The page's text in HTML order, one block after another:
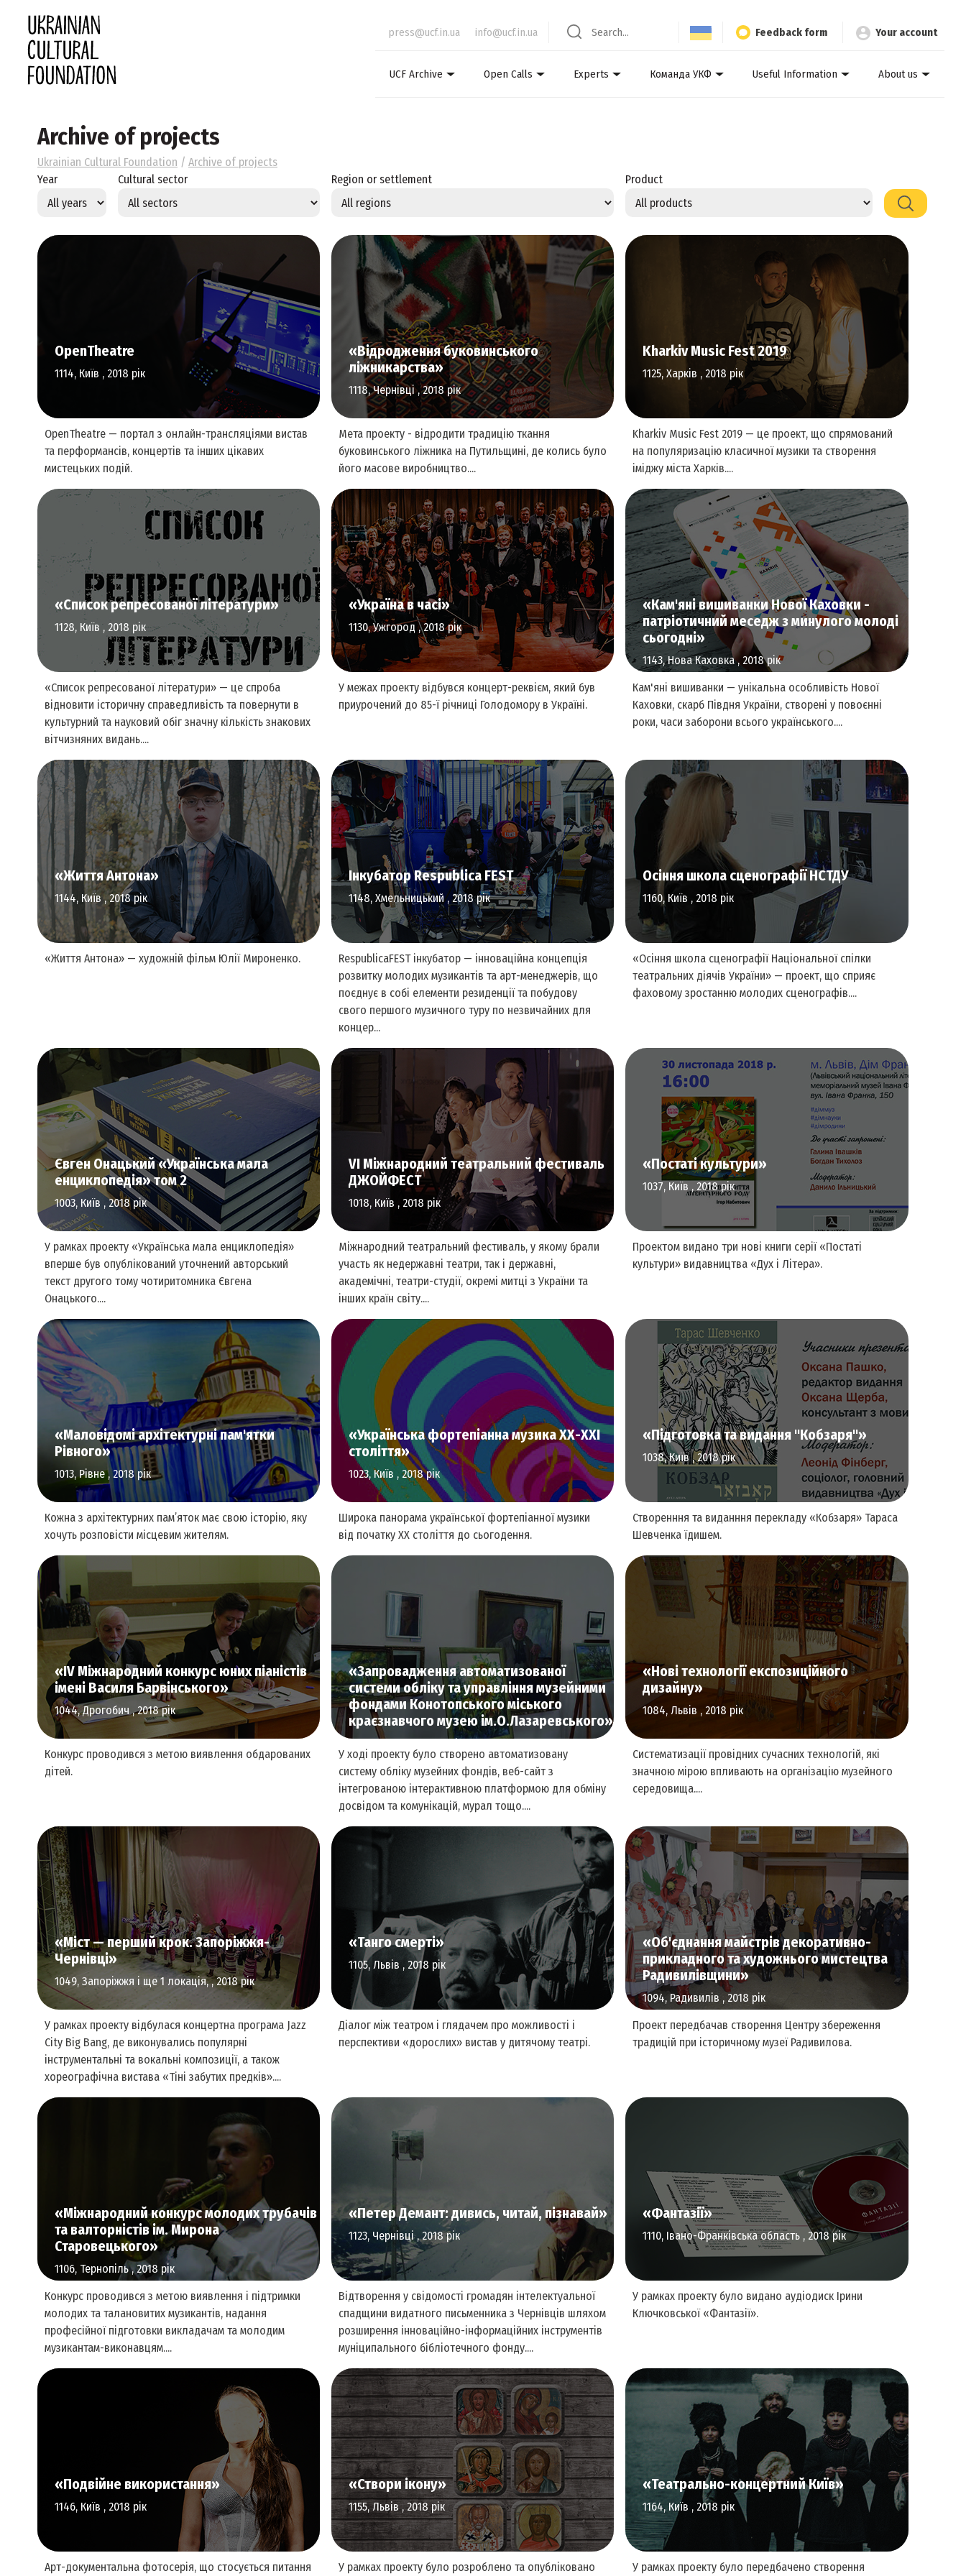
press@ucf.in.ua info@ucf.in.ua Feedback form Your account
UCF Archive Open Calls Experts Команда УКФ Useful Information About us
Archive of projects
Ukrainian Cultural Foundation / Archive of projects
Year
Cultural sector Region or settlement Product
OpenTheatre
1114, Київ , 2018 рік
Перформативне та сценічне мистецтво
OpenTheatre — портал з онлайн-трансляціями вистав
та перформансів, концертів та інших цікавих
мистецьких подій.
«Відродження буковинського
ліжникарства»
1118, Чернівці , 2018 рік
Культурна спадщина
Мета проекту - відродити традицію ткання
буковинського ліжника на Путильщині, де колись було
його масове виробництво....
Khаrkiv Music Fest 2019
1125, Харків , 2018 рік
Аудіальне мистецтво
Khаrkiv Music Fest 2019 — це проект, що спрямований
на популяризацію класичної музики та створення
іміджу міста Харків....
«Список репресованої літератури»
1128, Київ , 2018 рік
Література та видавнича справа
«Список репресованої літератури» — це спроба
відновити історичну справедливість та повернути в
культурний та науковий обіг значну кількість знакових
вітчизняних видань....
«Україна в часі»
1130, Ужгород , 2018 рік
Аудіальне мистецтво
У межах проекту відбувся концерт-реквієм, який був
приурочений до 85-ї річниці Голодомору в Україні.
«Кам'яні вишиванки Нової Каховки -
патріотичний меседж з минулого молоді
сьогодні»
1143, Нова Каховка , 2018 рік
Культурна спадщина
Кам'яні вишиванки — унікальна особливість Нової
Каховки, скарб Півдня України, створені у повоєнні
роки, часи заборони всього українського....
«Життя Антона»
1144, Київ , 2018 рік
Аудіовізуальне мистецтво
«Життя Антона» — художній фільм Юлії Мироненко.
Інкубатор Respublica FEST
1148, Хмельницький , 2018 рік
Перформативне та сценічне мистецтво
RespublicaFEST інкубатор — інноваційна концепція
розвитку молодих музикантів та арт-менеджерів, що
поєднує в собі елементи резиденції та побудову
свого першого музичного туру по незвичайних для
концер...
Осіння школа сценографії НСТДУ
1160, Київ , 2018 рік
Перформативне та сценічне мистецтво
«Осіння школа сценографії Національної спілки
театральних діячів України» — проект, що сприяє
фаховому зростанню молодих сценографів....
Євген Онацький «Українська мала
енциклопедія» том 2
1003, Київ , 2018 рік
Література та видавнича справа
У рамках проекту «Українська мала енциклопедія»
вперше був опублікований уточнений авторський
текст другого тому чотиритомника Євгена
Онацького....
VI Міжнародний театральний фестиваль
ДЖОЙФЕСТ
1018, Київ , 2018 рік
Перформативне та сценічне мистецтво
Міжнародний театральний фестиваль, у якому брали
участь як недержавні театри, так і державні,
академічні, театри-студії, окремі митці з України та
інших країн світу....
«Постаті культури»
1037, Київ , 2018 рік
Література та видавнича справа
Проектом видано три нові книги серії «Постаті
культури» видавництва «Дух і Літера».
«Маловідомі архітектурні пам'ятки
Рівного»
1013, Рівне , 2018 рік
Культурна спадщина
Кожна з архітектурних пам’яток має свою історію, яку
хочуть розповісти місцевим жителям.
«Українська фортепіанна музика ХХ-ХХІ
століття»
1023, Київ , 2018 рік
Література та видавнича справа
Широка панорама української фортепіанної музики
від початку ХХ століття до сьогодення.
«Підготовка та видання "Кобзаря"»
1038, Київ , 2018 рік
Література та видавнича справа
Створенння та виданння перекладу «Кобзаря» Тараса
Шевченка їдишем.
«IV Міжнародний конкурс юних піаністів
імені Василя Барвінського»
1044, Дрогобич , 2018 рік
Аудіальне мистецтво
Конкурс проводився з метою виявлення обдарованих
дітей.
«Запровадження автоматизованої
системи обліку та управління музейними
фондами Конотопського міського
краєзнавчого музею ім.О.Лазаревського»
1043, Конотоп , 2018 рік
У ході проекту було створено автоматизовану
систему обліку музейних фондів, веб-сайт з
інтегрованою інтерактивною платформою для обміну
досвідом та комунікацій, мурал тощо....
«Нові технології експозиційного
дизайну»
1084, Львів , 2018 рік
Культурна спадщина
Систематизації провідних сучасних технологій, які
значною мірою впливають на організацію музейного
середовища....
«Міст — перший крок. Запоріжжя-
Чернівці»
1049, Запоріжжя і ще 1 локація, , 2018 рік
Культурні та креативні індустрії
У рамках проекту відбулася концертна програма Jazz
City Big Bang, де виконувались популярні
інструментальні та вокальні композиції, а також
хореографічна вистава «Тіні забутих предків»....
«Танго смерті»
1105, Львів , 2018 рік
Перформативне та сценічне мистецтво
Діалог між театром і глядачем про можливості і
перспективи «дорослих» вистав у дитячому театрі.
«Об'єднання майстрів декоративно-
прикладного та художнього мистецтва
Радивилівщини»
1094, Радивилів , 2018 рік
Проект передбачав створення Центру збереження
традицій при історичному музеї Радивилова.
«Міжнародний конкурс молодих трубачів
та валторністів ім. Мирона
Старовецького»
1106, Тернопіль , 2018 рік
Конкурс проводився з метою виявлення і підтримки
молодих та талановитих музикантів, надання
професійної підготовки викладачам та молодим
музикантам-виконавцям....
«Петер Демант: дивись, читай, пізнавай»
1123, Чернівці , 2018 рік
Культурна спадщина
Відтворення у свідомості громадян інтелектуальної
спадщини видатного письменника з Чернівців шляхом
розширення інноваційно-інформаційних інструментів
муніципального бібліотечного фонду....
«Фантазії»
1110, Івано-Франківська область , 2018 рік
Аудіальне мистецтво
У рамках проекту було видано аудіодиск Ірини
Ключковської «Фантазії».
«Подвійне використання»
1146, Київ , 2018 рік
Арт-документальна фотосерія, що стосується питання
«Створи ікону»
1155, Львів , 2018 рік
У рамках проекту було розроблено та опубліковано
«Театрально-концертний Київ»
1164, Київ , 2018 рік
У рамках проекту було передбачено створення